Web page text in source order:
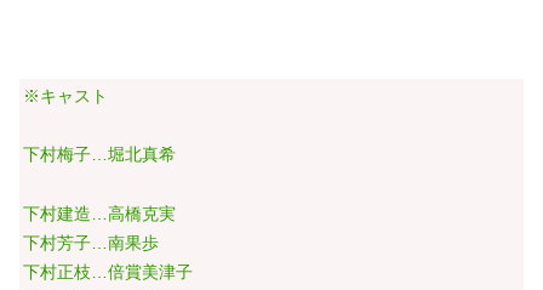
※キャスト
下村梅子…堀北真希
下村建造…高橋克実
下村芳子…南果歩
下村正枝…倍賞美津子